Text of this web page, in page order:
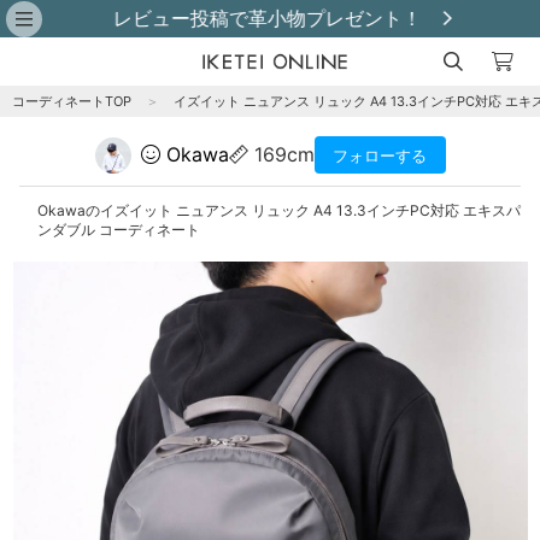
レビュー投稿で革小物プレゼント！
コーディネートTOP ＞ イズイット ニュアンス リュック A4 13.3インチPC対応 エキ
Okawa 169cm フォローする
Okawaのイズイット ニュアンス リュック A4 13.3インチPC対応 エキスパ
ンダブル コーディネート